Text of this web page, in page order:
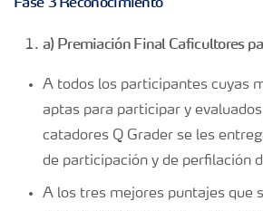
a) Premiación Final Caficultores
A todos los participantes cuyas
aptas para participar y
catadores Q Grader se les
de participación y de perfilación
A los tres mejores puntajes que